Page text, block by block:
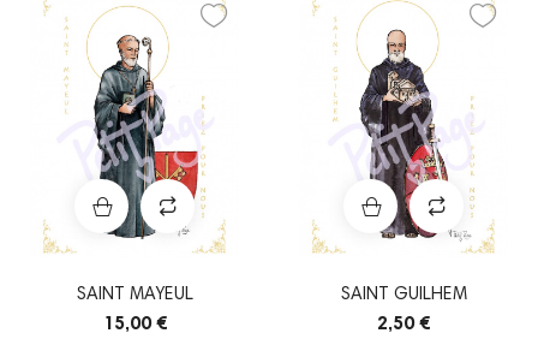
SAINT MAYEUL
15,00 €
SAINT GUILHEM
2,50 €